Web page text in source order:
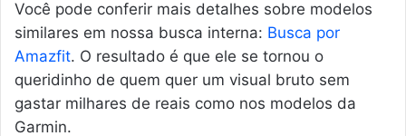
Você pode conferir mais detalhes sobre modelos
similares em nossa busca interna: Busca por
Amazfit. O resultado é que ele se tornou o
queridinho de quem quer um visual bruto sem
gastar milhares de reais como nos modelos da
Garmin.